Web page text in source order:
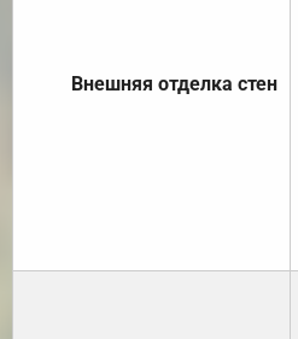
Внешняя отделка стен